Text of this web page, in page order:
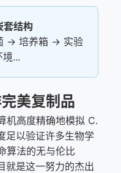
套结构
→ 培养箱 → 实验
...
美复制品
机高度精确地模拟 C.
足以验证许多生物学
算法的无与伦比
就是这一努力的杰出